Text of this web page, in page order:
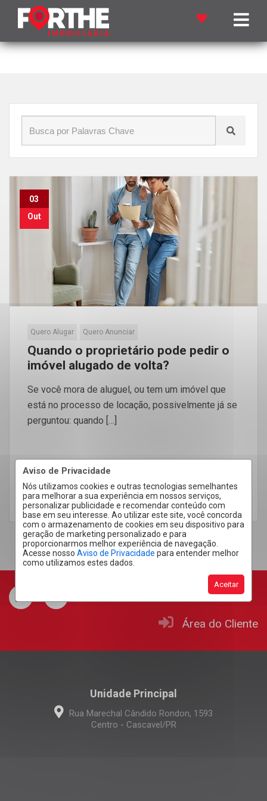
Início»Blog » Devolução de imóvel alugado
Aviso de Privacidade
Nós utilizamos cookies e outras tecnologias semelhantes
para melhorar a sua experiência em nossos serviços,
personalizar publicidade e recomendar conteúdo com
base em seu interesse. Ao utilizar este site, você concorda
com o armazenamento de cookies em seu dispositivo para
geração de marketing personalizado e para
proporcionarmos melhor experiência de navegação.
Acesse nosso Aviso de Privacidade para entender melhor
como utilizamos estes dados.
Aceitar
03
Out
Quero Alugar Quero Anunciar
Quando o proprietário pode pedir o
imóvel alugado de volta?
Se você mora de aluguel, ou tem um imóvel que
está no processo de locação, possivelmente já se
perguntou: quando […]
LEIA MAIS
Área do Cliente
Unidade Principal
Rua Marechal Cândido Rondon, 1593
Centro - Cascavel/PR